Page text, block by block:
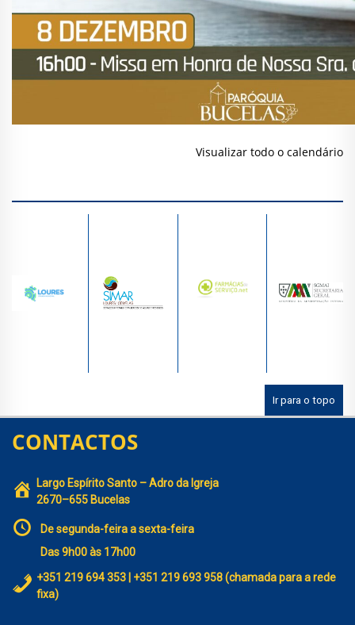
Visualizar todo o calendário
Ir para o topo
CONTACTOS
Largo Espírito Santo – Adro da Igreja
2670–655 Bucelas
De segunda-feira a sexta-feira
Das 9h00 às 17h00
+351 219 694 353 | +351 219 693 958 (chamada para a rede
fixa)